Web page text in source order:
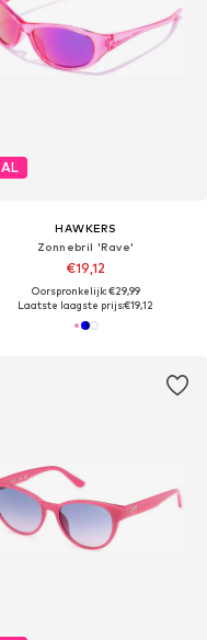
HAWKERS
Zonnebril 'Rave'
€19,12
Oorspronkelijk: €29,99
Laatste laagste prijs:€19,12